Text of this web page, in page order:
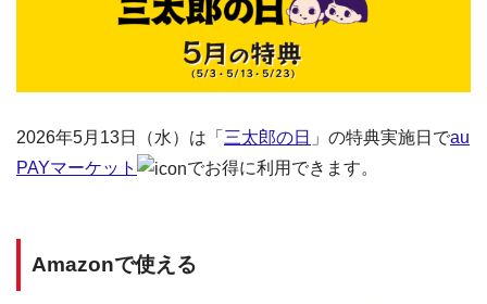
2026年5月13日（水）は「 三太郎の日 」の特典実施日でau
PAYマーケット
でお得に利用できます。
Amazonで使える